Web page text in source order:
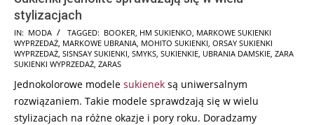
stylizacjach
2024-
12-
13
IN: MODA TAGGED: BOOKER HM SUKIENKO MARKOWE SUKIENKI
WYPRZEDAŻ MARKOWE UBRANIA MOHITO SUKIENKI ORSAY SUKIENKI
WYPRZEDAŻ SISNSAY SUKIENKI SMYKS SUKIENKIE UBRANIA DAMSKIE ZARA
SUKIENKI WYPRZEDAŻ ZARAS
Jednokolorowe modele sukienek są uniwersalnym
rozwiązaniem. Takie modele sprawdzają się w wielu
stylizacjach na różne okazje i pory roku. Doradzamy